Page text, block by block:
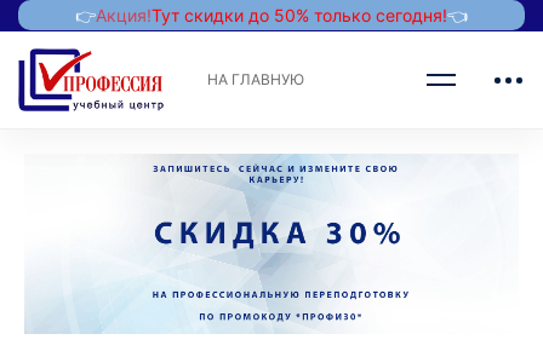
👉Акция!Тут скидки до 50% только сегодня!👈
НА ГЛАВНУЮ